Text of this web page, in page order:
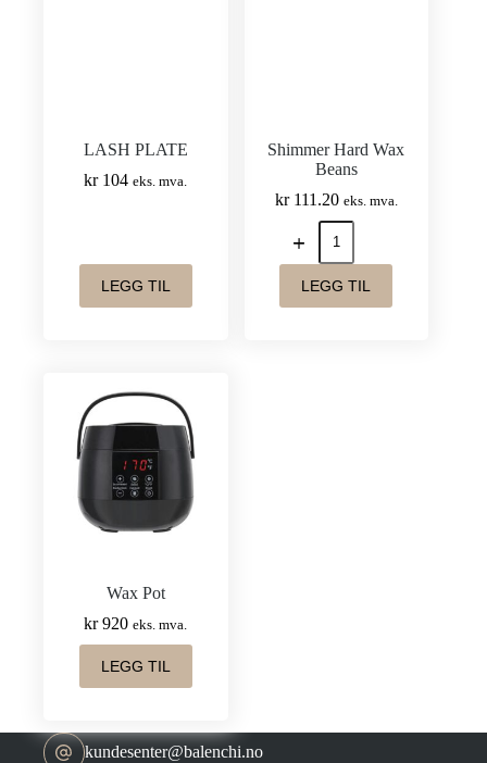
LASH PLATE
kr104 eks. mva.
LEGG TIL
Shimmer Hard Wax
Beans
kr111.20 eks. mva.
Shimmer
Hard
Wax
Beans
LEGG TIL
Wax Pot
kr920 eks. mva.
LEGG TIL
kundesenter@balenchi.no